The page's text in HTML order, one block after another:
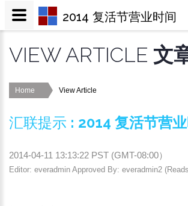
VIEW ARTICLE 文
Home View Article
汇联提示 : 2014 复活节营
2014-04-11 13:13:22 PST (GMT-08:00）
Editor: everadmin Approved By: everadmin2
2014 复活节营业时间